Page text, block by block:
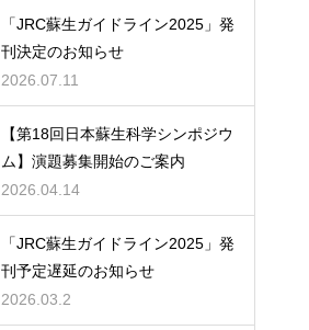
「JRC蘇生ガイドライン2025」発
刊決定のお知らせ
2026.07.11
【第18回日本蘇生科学シンポジウ
ム】演題募集開始のご案内
2026.04.14
「JRC蘇生ガイドライン2025」発
刊予定遅延のお知らせ
2026.03.2